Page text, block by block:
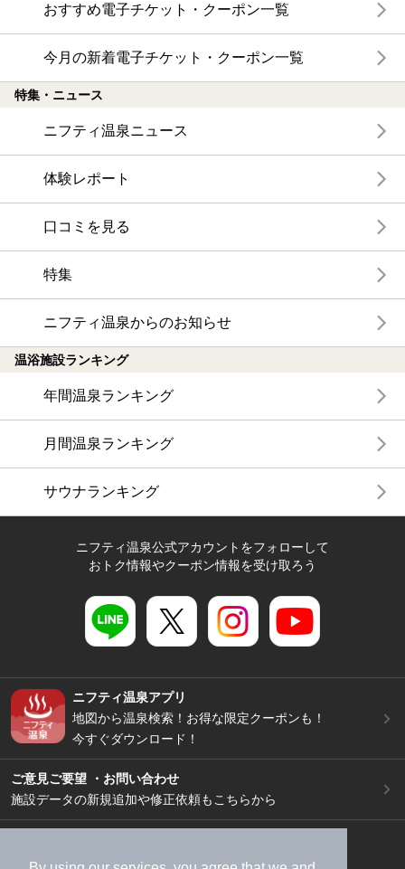
おすすめ電子チケット・クーポン一覧
今月の新着電子チケット・クーポン一覧
特集・ニュース
ニフティ温泉ニュース
体験レポート
口コミを見る
特集
ニフティ温泉からのお知らせ
温浴施設ランキング
年間温泉ランキング
月間温泉ランキング
サウナランキング
ニフティ温泉公式アカウントをフォローして
おトク情報やクーポン情報を受け取ろう
ニフティ温泉アプリ
地図から温泉検索！お得な限定クーポンも！
今すぐダウンロード！
ご意見ご要望 ・お問い合わせ
施設データの新規追加や修正依頼もこちらから
加盟店募集（資料請求）
広告出稿のご案内